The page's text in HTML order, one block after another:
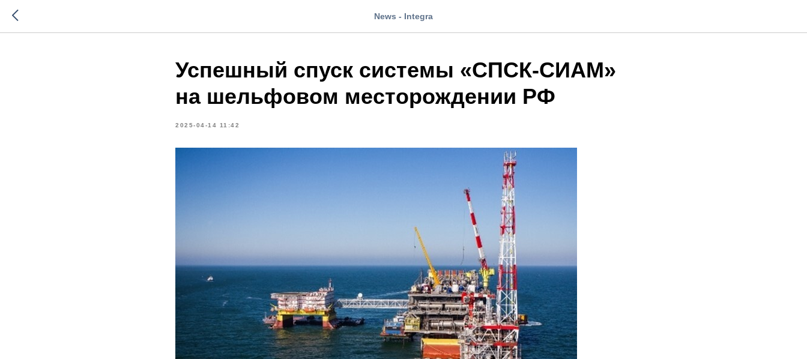
News - Integra
Успешный спуск системы «СПСК-СИАМ»
на шельфовом месторождении РФ
2025-04-14 11:42